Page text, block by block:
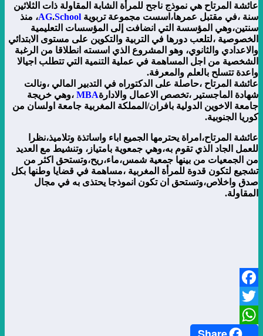
عائشة المرتاح هي نموذج ناجح للمرأة الشابة المقاولة ذات الثلاثين
سنة ،في مقتبل عمرها،اسست مجموعة تربوية
AG.School
، منذ
سنتين،وهي المؤسسة التي انضافت إلى المؤسسات التعليمية
الخصوصية ،لتلعب دورها في التربية والتكوين على مستوى الابتدائي
والاعدادي والثانوي، وهو المشروع الذي اسسته انطلاقا من الرغبة
الشخصية من اجل المساهمة في عملية التنمية التي تتطلب اجيالا
واعدة تتسلح بالعلم والمعرفة.
عائشة المرتاح ،حاصلة على الدكتوراه في التدبير المالي ،ونالت
شهادة الماجستير ،تخصص الاعمال والادارةMBA ،وهي خريجة
جامعة الاخوين الدولية بافران/المملكة المغربية جامعة اولسان من
كوريا الجنوبية.
عائشة المرتاح،امراة يحترمها الجميع اباء واساتذة وتلاميذ،نظرا
للعمل الجاد الذي تقوم به،وهي جمعوية بامتياز، وتنشيط مع العديد
من الجمعيات من بينها جمعية شمس،ماء،ريح،وتستحق اكثر من
تشجيع لتكون قدوة للمرأة المغربية ،مساهمة في قضايا وطنها بكل
صدق واخلاص،وتستحق ان تكون انموذجا يحتذى به في مجال
المقاولة.
Facebook
Twitter
WhatsApp